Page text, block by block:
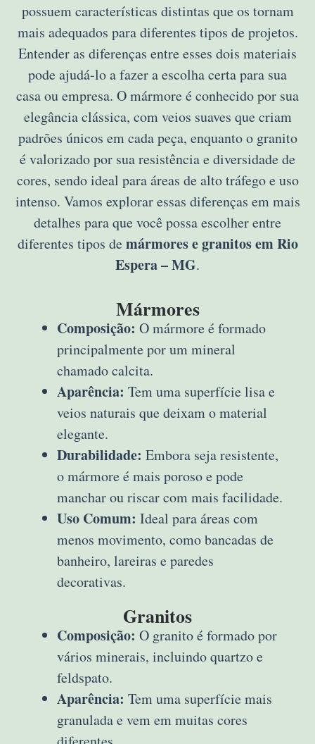
possuem características distintas que os tornam
mais adequados para diferentes tipos de projetos.
Entender as diferenças entre esses dois materiais
pode ajudá-lo a fazer a escolha certa para sua
casa ou empresa. O mármore é conhecido por sua
elegância clássica, com veios suaves que criam
padrões únicos em cada peça, enquanto o granito
é valorizado por sua resistência e diversidade de
cores, sendo ideal para áreas de alto tráfego e uso
intenso. Vamos explorar essas diferenças em mais
detalhes para que você possa escolher entre
diferentes tipos de mármores e granitos em Rio
Espera – MG.
Mármores
Composição: O mármore é formado
principalmente por um mineral
chamado calcita.
Aparência: Tem uma superfície lisa e
veios naturais que deixam o material
elegante.
Durabilidade: Embora seja resistente,
o mármore é mais poroso e pode
manchar ou riscar com mais facilidade.
Uso Comum: Ideal para áreas com
menos movimento, como bancadas de
banheiro, lareiras e paredes
decorativas.
Granitos
Composição: O granito é formado por
vários minerais, incluindo quartzo e
feldspato.
Aparência: Tem uma superfície mais
granulada e vem em muitas cores